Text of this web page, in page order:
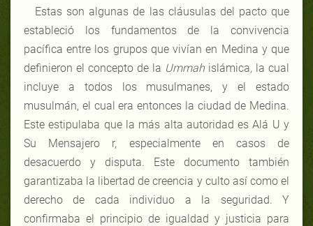
Estas son algunas de las cláusulas del pacto que
estableció los fundamentos de la convivencia
pacífica entre los grupos que vivían en Medina y que
definieron el concepto de la Ummah islámica, la cual
incluye a todos los musulmanes, y el estado
musulmán, el cual era entonces la ciudad de Medina.
Este estipulaba que la más alta autoridad es Alá U y
Su Mensajero r, especialmente en casos de
desacuerdo y disputa. Este documento también
garantizaba la libertad de creencia y culto así como el
derecho de cada individuo a la seguridad. Y
confirmaba el principio de igualdad y justicia para